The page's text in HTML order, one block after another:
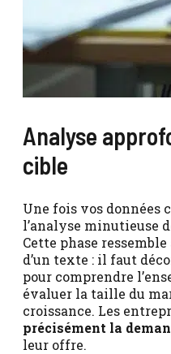
Analyse
cible
Une fois vos données
l’analyse minutieuse
Cette phase
d’un texte : il faut
pour comprendre
évaluer la taille du
croissance. Les
précisément la
leur offre.